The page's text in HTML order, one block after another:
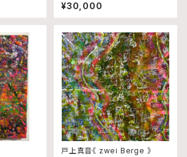
¥30,000
戸上真音《 zwei Berge 》